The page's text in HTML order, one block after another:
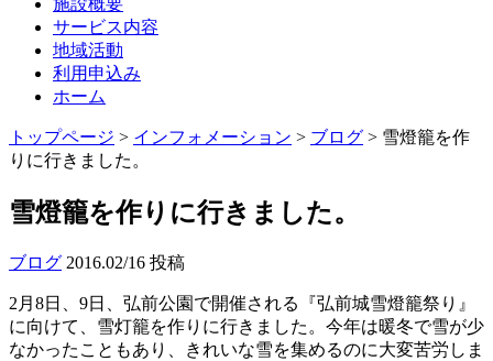
サービス内容
地域活動
利用申込み
ホーム
トップページ > インフォメーション > ブログ > 雪燈籠を作
りに行きました。
雪燈籠を作りに行きました。
ブログ 2016.02/16 投稿
2月8日、9日、弘前公園で開催される『弘前城雪燈籠祭り』
に向けて、雪灯籠を作りに行きました。今年は暖冬で雪が少
なかったこともあり、きれいな雪を集めるのに大変苦労しま